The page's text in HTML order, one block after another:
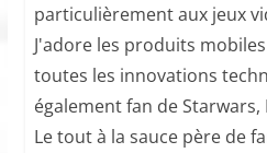
particulièrement aux jeux
J'adore les produits
toutes les innovations
également fan de Starwars,
Le tout à la sauce père de